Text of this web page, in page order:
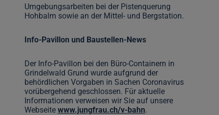
Umgebungsarbeiten bei der Pistenquerung
Hohbalm sowie an der Mittel- und Bergstation.
Info-Pavillon und Baustellen-News
Der Info-Pavillon bei den Büro-Containern in
Grindelwald Grund wurde aufgrund der
behördlichen Vorgaben in Sachen Coronavirus
vorübergehend geschlossen. Für aktuelle
Informationen verweisen wir Sie auf unsere
Webseite www.jungfrau.ch/v-bahn.